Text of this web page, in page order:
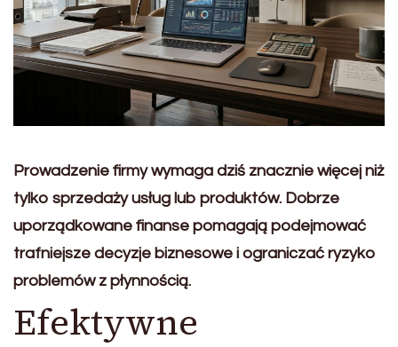
Prowadzenie firmy wymaga dziś znacznie więcej niż
tylko sprzedaży usług lub produktów. Dobrze
uporządkowane finanse pomagają podejmować
trafniejsze decyzje biznesowe i ograniczać ryzyko
problemów z płynnością.
Efektywne